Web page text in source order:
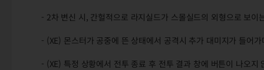
- 2차 변신 시, 간헐적으로 라지실드가 스몰실드의 외형으로 보이
- (XE) 몬스터가 공중에 뜬 상태에서 공격시 추가 대미지가 들어
- (XE) 특정 상황에서 전투 종료 후 전투 결과 창에 버튼이 나오지